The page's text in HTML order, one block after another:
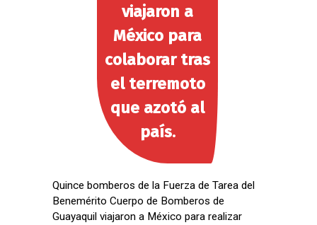
viajaron a
México para
colaborar tras
el terremoto
que azotó al
país.
Quince bomberos de la Fuerza de Tarea del
Benemérito Cuerpo de Bomberos de
Guayaquil viajaron a México para realizar